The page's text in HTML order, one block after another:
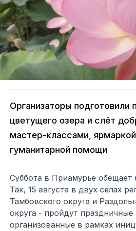
Организаторы подготовили
цветущего озера и слёт
мастер-классами,
гуманитарной помощи
Суббота в Приамурье
Так, 15 августа в двух сёлах
Тамбовского округа и
округа - пройдут праздничные
организованные в рамках